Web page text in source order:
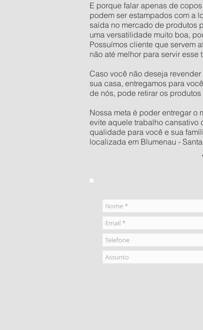
E porque falar apenas de
podem ser estampados com a
saída no mercado de produtos
uma versatilidade muito boa,
Possuímos cliente que servem
não até melhor para servir esse
Caso você não deseja
sua casa, entregamos para
de nós, pode retirar os
Nossa meta é poder entregar o
evite aquele trabalho cansativo
qualidade para você e sua
localizada em Blumenau -